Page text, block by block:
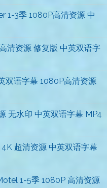
1-3季 1080P高清资源 中
清资源 修复版 中英双语字
双语字幕 1080P高清资源
无水印 中英双语字幕 MP4
超清资源 中英双语字幕
1-5季 1080P 高清资源